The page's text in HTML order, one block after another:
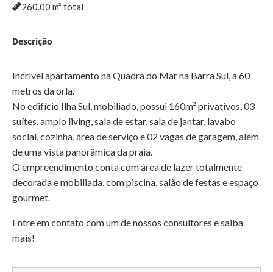
260.00 m² total
Descrição
Incrível apartamento na Quadra do Mar na Barra Sul, a 60
metros da orla.
No edifício Ilha Sul, mobiliado, possui 160m² privativos, 03
suítes, amplo living, sala de estar, sala de jantar, lavabo
social, cozinha, área de serviço e 02 vagas de garagem, além
de uma vista panorâmica da praia.
O empreendimento conta com área de lazer totalmente
decorada e mobiliada, com piscina, salão de festas e espaço
gourmet.
Entre em contato com um de nossos consultores e saiba
mais!